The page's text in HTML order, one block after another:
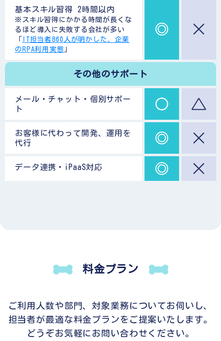
基本スキル習得 2時間以内
※スキル習得にかかる時間が長くな
るほど導入に失敗する会社が多い
IT担当者860人が明かした、企業
のRPA利用実態
その他のサポート
メール・チャット・個別サポー
ト
お客様に代わって開発、運用を
代行
データ連携・iPaaS対応
料金プラン
ご利用人数や部門、対象業務についてお伺いし、
担当者が最適な料金プランをご提案いたします。
どうぞお気軽にお問い合わせください。